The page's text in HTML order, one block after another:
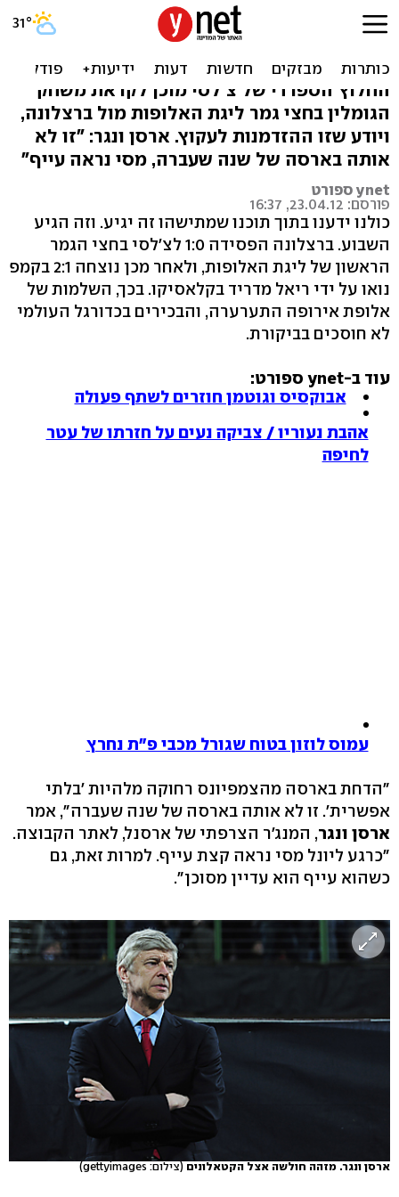
טורס: "הקבוצה הטובה ביותר
לא תמיד מנצחת"
החלוץ הספרדי של צ'לסי מוכן לקראת משחק
הגומלין בחצי גמר ליגת האלופות מול ברצלונה,
ויודע שזו ההזדמנות לעקוץ. ארסן ונגר: "זו לא
אותה בארסה של שנה שעברה, מסי נראה עייף"
ynet ספורט
פורסם: 23.04.12, 16:37
כולנו ידענו בתוך תוכנו שמתישהו זה יגיע. וזה הגיע
השבוע. ברצלונה הפסידה 1:0 לצ'לסי בחצי הגמר
הראשון של ליגת האלופות, ולאחר מכן נוצחה 2:1 בקמפ
נואו על ידי ריאל מדריד בקלאסיקו. בכך, השלמות של
אלופת אירופה התערערה, והבכירים בכדורגל העולמי
לא חוסכים בביקורת.
עוד ב-ynet ספורט:
אבוקסיס וגוטמן חוזרים לשתף פעולה
אהבת נעוריו / צביקה נעים על חזרתו של עטר
לחיפה
עמוס לוזון בטוח שגורל מכבי פ"ת נחרץ
"הדחת בארסה מהצמפיונס רחוקה מלהיות 'בלתי
אפשרית'. זו לא אותה בארסה של שנה שעברה", אמר
ארסן ונגר, המנג'ר הצרפתי של ארסנל, לאתר הקבוצה.
"כרגע ליונל מסי נראה קצת עייף. למרות זאת, גם
כשהוא עייף הוא עדיין מסוכן".
ארסן ונגר. מזהה חולשה אצל הקטאלונים(צילום: gettyimages)